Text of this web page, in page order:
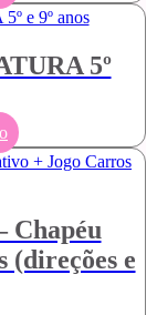
5º
Chapéu
(direções e